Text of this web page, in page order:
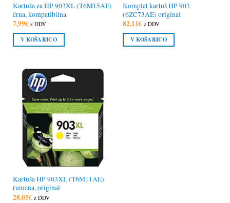
Kartuša za HP 903XL (T6M15AE)
črna, kompatibilna
7,99€ z DDV
V KOŠARICO
Komplet kartuš HP 903
(6ZC73AE) original
82,11€ z DDV
V KOŠARICO
Kartuša HP 903XL (T6M11AE)
rumena, original
28,05€ z DDV